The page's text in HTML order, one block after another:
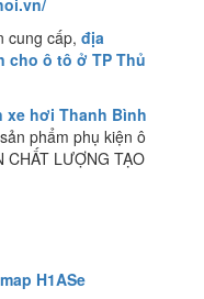
cung cấp, địa
cho ô tô ở TP Thủ
xe hơi Thanh Bình
phẩm phụ kiện ô
LƯỢNG TẠO
H1ASe